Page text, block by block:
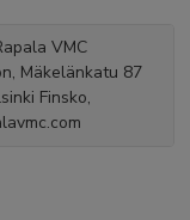
VMC
Mäkelänkatu 87
Finsko,